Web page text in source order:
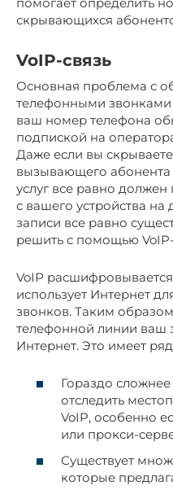
скрывающихся
VoIP-связь
Основная проблема с
телефонными звонками
ваш номер телефона
подпиской на
Даже если вы
вызывающего абонента
услуг все равно должен
с вашего устройства на
записи все равно
решить с помощью
VoIP
использует Интернет
звонков. Таким
телефонной линии ваш
Интернет. Это имеет
Гораздо
отследить
VoIP, особенно
или прокси-
Существует
которые